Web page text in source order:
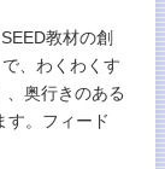
教材の創
、わくわくす
、奥行きのある
す。フィード